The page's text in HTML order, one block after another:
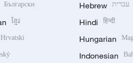
Български
ខ្មែរ
Hrvatski
Hebrew עברית
Hindi हिन्दी
Hungarian
Indonesian